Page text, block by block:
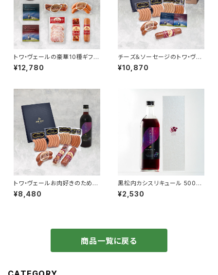
トワ・ヴェールの豪華10種ギフト
セットと「黒松内カシスリキュー
ル 500ml」1本
¥12,780
チーズ＆ソーセージのトワ・ヴェ
ールギフトセットと「黒松内カシ
スエール 330ml」4本
¥10,870
トワ・ヴェールお肉好きのための
ギフトセットと「黒松内カシスリ
キュール 500ml」1本
¥8,480
黒松内カシスリキュール 500ml
（化粧箱付き）
¥2,530
商品一覧に戻る